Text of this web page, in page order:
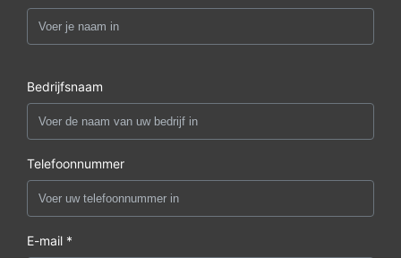
Bedrijfsnaam
Telefoonnummer
E-mail *